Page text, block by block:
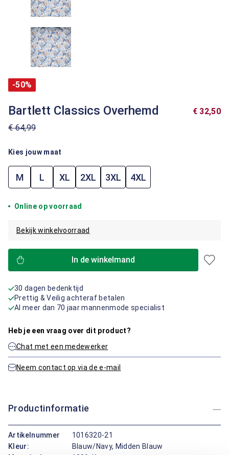
-50%
Bartlett Classics Overhemd
€ 64,99
€ 32,50
Kies jouw maat
M L XL 2XL 3XL 4XL
Online op voorraad
Bekijk winkelvoorraad
In de winkelmand
30 dagen bedenktijd
Prettig & Veilig achteraf betalen
Al meer dan 70 jaar mannenmode specialist
Heb je een vraag over dit product?
Chat met een medewerker
Neem contact op via de e-mail
Productinformatie
Artikelnummer
1016320-21
Kleur:
Blauw/Navy, Midden Blauw